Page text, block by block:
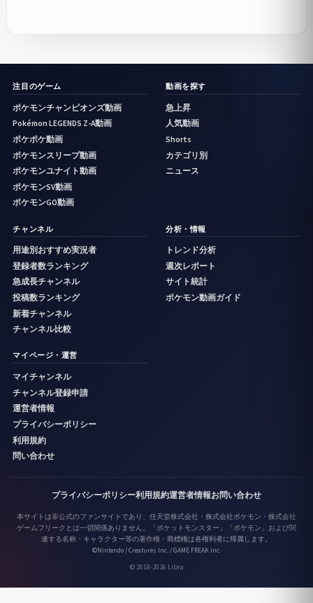
注目のゲーム
ポケモンチャンピオンズ動画
Pokémon LEGENDS Z-A動画
ポケポケ動画
ポケモンスリープ動画
ポケモンユナイト動画
ポケモンSV動画
ポケモンGO動画
動画を探す
急上昇
人気動画
Shorts
カテゴリ別
ニュース
チャンネル
用途別おすすめ実況者
登録者数ランキング
急成長チャンネル
投稿数ランキング
新着チャンネル
チャンネル比較
分析・情報
トレンド分析
週次レポート
サイト統計
ポケモン動画ガイド
マイページ・運営
マイチャンネル
チャンネル登録申請
運営者情報
プライバシーポリシー
利用規約
問い合わせ
プライバシーポリシー利用規約運営者情報お問い合わせ
本サイトは非公式のファンサイトであり、任天堂株式会社・株式会社ポケモン・株式会社
ゲームフリークとは一切関係ありません。「ポケットモンスター」「ポケモン」および関
連する名称・キャラクター等の著作権・商標権は各権利者に帰属します。
©Nintendo / Creatures Inc. / GAME FREAK inc.
© 2018-2026 Libra